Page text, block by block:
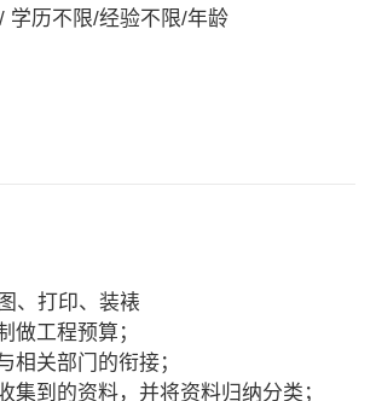
学历不限/经验不限/年龄
、打印、装裱
做工程预算；
相关部门的衔接；
集到的资料，并将资料归纳分类；